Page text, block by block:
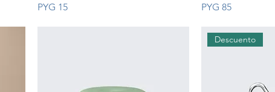
Price
PYG 15
Price
PYG 85
Descuento